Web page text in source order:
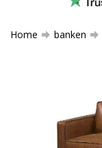
Home banken